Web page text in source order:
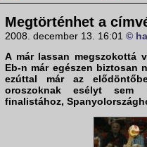
Megtörténhet a
2008. december 13. 16:01 ©
A már lassan megszokottá
Eb-n már egészen biztosan
ezúttal már az
oroszoknak esélyt sem
finalistához,